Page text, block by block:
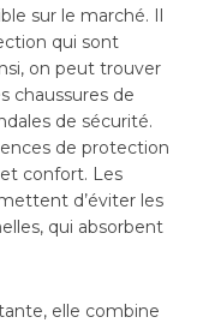
sur le marché. Il
qui sont
on peut trouver
chaussures de
de sécurité.
de protection
confort. Les
d’éviter les
qui absorbent
elle combine